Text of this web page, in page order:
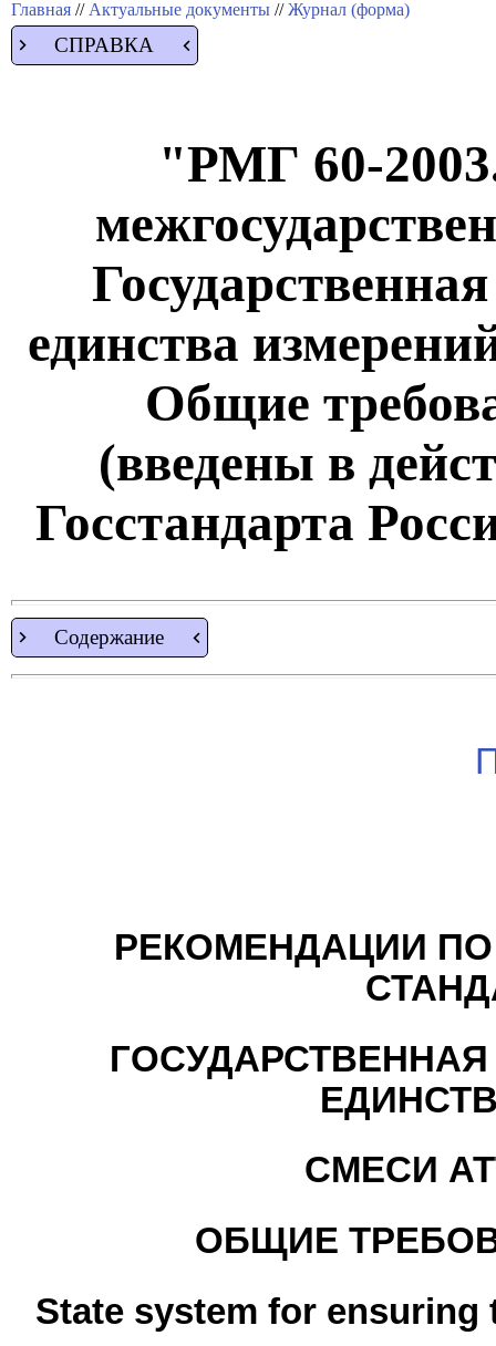
Главная // Актуальные документы //Журнал (форма)
СПРАВКА
"РМГ 60-
единства
Общие
(введены в
Госстандарта
Содержание
РЕКОМЕНДАЦИИ
СМЕСИ
ОБЩИЕ
State system for